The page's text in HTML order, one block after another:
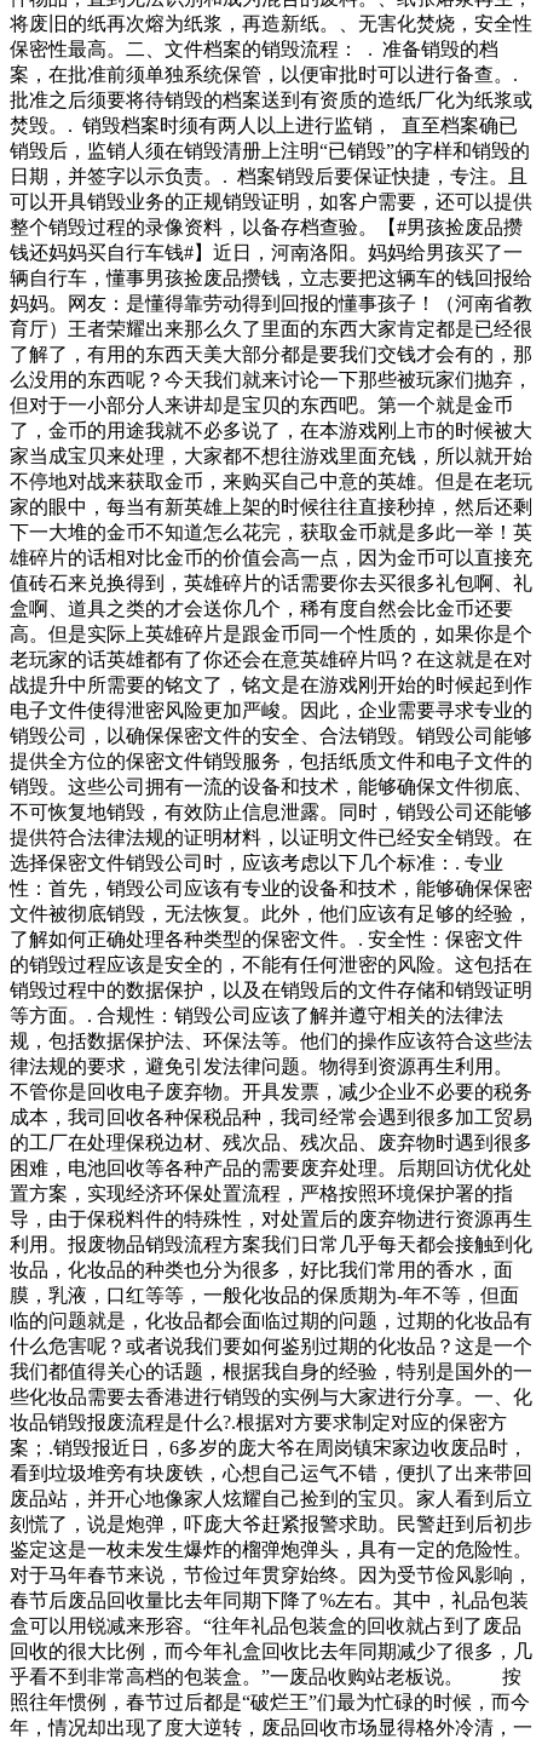
将废旧的纸再次熔为纸浆，再造新纸。、无害化焚烧，安全性
保密性最高。二、文件档案的销毁流程： . 准备销毁的档
案，在批准前须单独系统保管，以便审批时可以进行备查。.
批准之后须要将待销毁的档案送到有资质的造纸厂化为纸浆或
焚毁。. 销毁档案时须有两人以上进行监销， 直至档案确已
销毁后，监销人须在销毁清册上注明“已销毁”的字样和销毁的
日期，并签字以示负责。. 档案销毁后要保证快捷，专注。且
可以开具销毁业务的正规销毁证明，如客户需要，还可以提供
整个销毁过程的录像资料，以备存档查验。【#男孩捡废品攒
钱还妈妈买自行车钱#】近日，河南洛阳。妈妈给男孩买了一
辆自行车，懂事男孩捡废品攒钱，立志要把这辆车的钱回报给
妈妈。网友：是懂得靠劳动得到回报的懂事孩子！（河南省教
育厅）王者荣耀出来那么久了里面的东西大家肯定都是已经很
了解了，有用的东西天美大部分都是要我们交钱才会有的，那
么没用的东西呢？今天我们就来讨论一下那些被玩家们抛弃，
但对于一小部分人来讲却是宝贝的东西吧。第一个就是金币
了，金币的用途我就不必多说了，在本游戏刚上市的时候被大
家当成宝贝来处理，大家都不想往游戏里面充钱，所以就开始
不停地对战来获取金币，来购买自己中意的英雄。但是在老玩
家的眼中，每当有新英雄上架的时候往往直接秒掉，然后还剩
下一大堆的金币不知道怎么花完，获取金币就是多此一举！英
雄碎片的话相对比金币的价值会高一点，因为金币可以直接充
值砖石来兑换得到，英雄碎片的话需要你去买很多礼包啊、礼
盒啊、道具之类的才会送你几个，稀有度自然会比金币还要
高。但是实际上英雄碎片是跟金币同一个性质的，如果你是个
老玩家的话英雄都有了你还会在意英雄碎片吗？在这就是在对
战提升中所需要的铭文了，铭文是在游戏刚开始的时候起到作
电子文件使得泄密风险更加严峻。因此，企业需要寻求专业的
销毁公司，以确保保密文件的安全、合法销毁。销毁公司能够
提供全方位的保密文件销毁服务，包括纸质文件和电子文件的
销毁。这些公司拥有一流的设备和技术，能够确保文件彻底、
不可恢复地销毁，有效防止信息泄露。同时，销毁公司还能够
提供符合法律法规的证明材料，以证明文件已经安全销毁。在
选择保密文件销毁公司时，应该考虑以下几个标准：. 专业
性：首先，销毁公司应该有专业的设备和技术，能够确保保密
文件被彻底销毁，无法恢复。此外，他们应该有足够的经验，
了解如何正确处理各种类型的保密文件。. 安全性：保密文件
的销毁过程应该是安全的，不能有任何泄密的风险。这包括在
销毁过程中的数据保护，以及在销毁后的文件存储和销毁证明
等方面。. 合规性：销毁公司应该了解并遵守相关的法律法
规，包括数据保护法、环保法等。他们的操作应该符合这些法
律法规的要求，避免引发法律问题。物得到资源再生利用。
不管你是回收电子废弃物。开具发票，减少企业不必要的税务
成本，我司回收各种保税品种，我司经常会遇到很多加工贸易
的工厂在处理保税边材、残次品、残次品、废弃物时遇到很多
困难，电池回收等各种产品的需要废弃处理。后期回访优化处
置方案，实现经济环保处置流程，严格按照环境保护署的指
导，由于保税料件的特殊性，对处置后的废弃物进行资源再生
利用。报废物品销毁流程方案我们日常几乎每天都会接触到化
妆品，化妆品的种类也分为很多，好比我们常用的香水，面
膜，乳液，口红等等，一般化妆品的保质期为-年不等，但面
临的问题就是，化妆品都会面临过期的问题，过期的化妆品有
什么危害呢？或者说我们要如何鉴别过期的化妆品？这是一个
我们都值得关心的话题，根据我自身的经验，特别是国外的一
些化妆品需要去香港进行销毁的实例与大家进行分享。一、化
妆品销毁报废流程是什么?.根据对方要求制定对应的保密方
案；.销毁报近日，6多岁的庞大爷在周岗镇宋家边收废品时，
看到垃圾堆旁有块废铁，心想自己运气不错，便扒了出来带回
废品站，并开心地像家人炫耀自己捡到的宝贝。家人看到后立
刻慌了，说是炮弹，吓庞大爷赶紧报警求助。民警赶到后初步
鉴定这是一枚未发生爆炸的榴弹炮弹头，具有一定的危险性。
对于马年春节来说，节俭过年贯穿始终。因为受节俭风影响，
春节后废品回收量比去年同期下降了%左右。其中，礼品包装
盒可以用锐减来形容。“往年礼品包装盒的回收就占到了废品
回收的很大比例，而今年礼盒回收比去年同期减少了很多，几
乎看不到非常高档的包装盒。”一废品收购站老板说。 按
照往年惯例，春节过后都是“破烂王”们最为忙碌的时候，而今
年，情况却出现了度大逆转，废品回收市场显得格外冷清，一